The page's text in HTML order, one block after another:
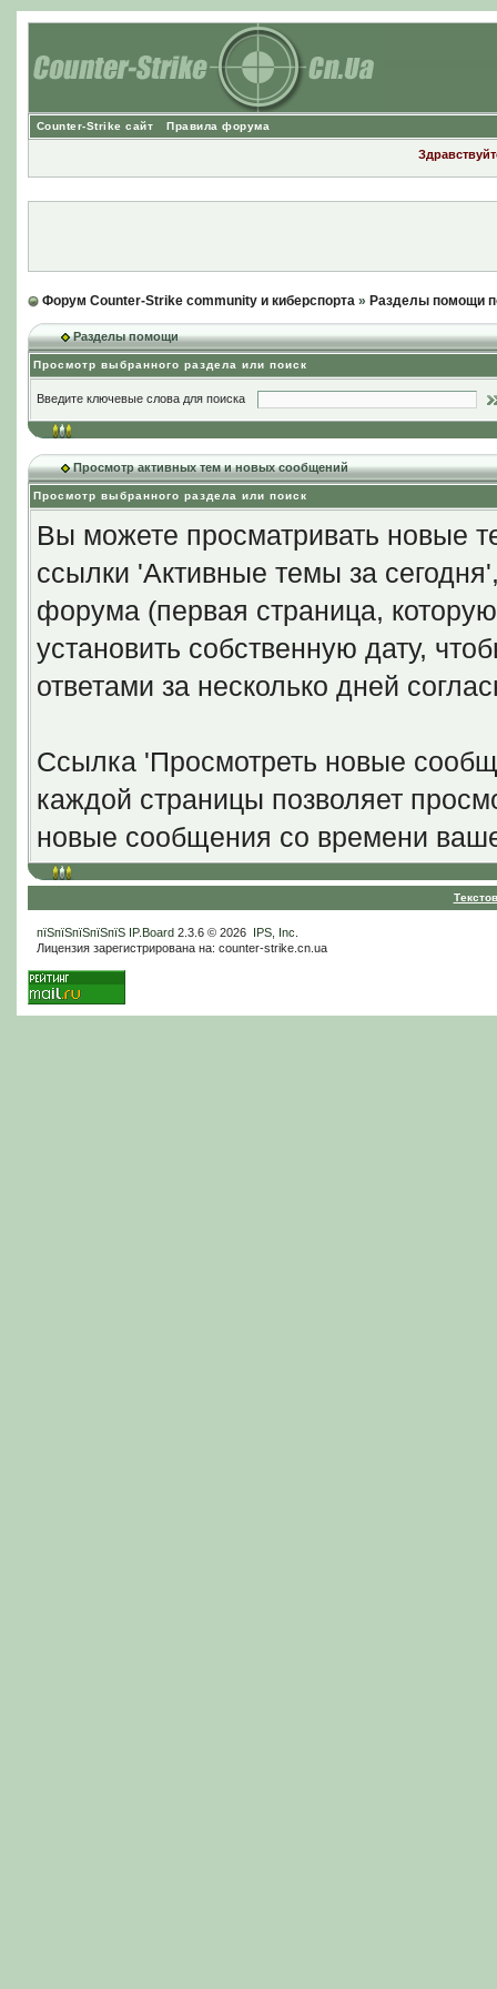
Counter-Strike сайт Правила форума
Форум Counter-Strike community и киберспорта» Разделы помощи
Разделы помощи
Просмотр выбранного раздела или поиск
Введите ключевые слова для поиска
Просмотр активных тем и новых сообщений
Просмотр выбранного раздела или поиск
Вы можете просматривать новые
ссылки 'Активные темы за
форума (первая страница,
установить собственную дату,
ответами за несколько дней
Ссылка 'Просмотреть новые
каждой страницы позволяет
новые сообщения со времени
пїЅпїЅпїЅпїЅпїЅ IP.Board2.3.6 © 2026 IPS, Inc
Лицензия зарегистрирована на: counter-strike.cn.ua